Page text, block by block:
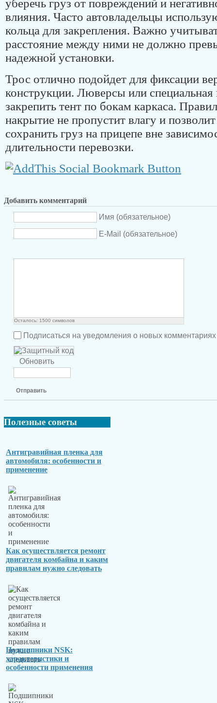
уберечь груз от повреждений и
влияния. Часто автовладельцы
кольца для закрепления. Важно
расстояние между ними не должно
надежной установки.
Трос отлично подойдет для фиксации
конструкции. Люверсы или специальная
закрепить тент по бокам каркаса.
накрытие не пропустит влагу и
сохранить груз на прицепе вне
длительности перевозки.
Добавить комментарий
Имя (обязательное)
E-Mail (обязательное)
Осталось: 1500 символов
Подписаться на уведомления о новых комментариях
Обновить
Отправить
Полезные советы
Антигравийная пленка для
автомобиля: особенности и
применение
Как осуществляется ремонт
двигателя комбайна и каким
правилам нужно следовать
Подшипники NSK:
характеристики и
особенности применения